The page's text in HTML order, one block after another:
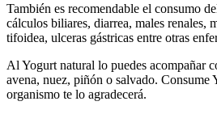
También es recomendable el consumo
cálculos biliares, diarrea, males renales,
tifoidea, ulceras gástricas entre otras
Al Yogurt natural lo puedes acompañar
avena, nuez, piñón o salvado. Consume
organismo te lo agradecerá.